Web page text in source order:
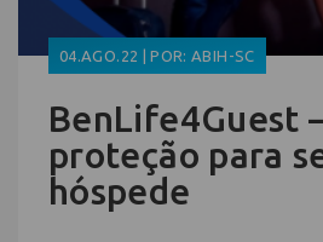
04.AGO.22 | POR: ABIH-SC
BenLife4Guest
proteção para
hóspede